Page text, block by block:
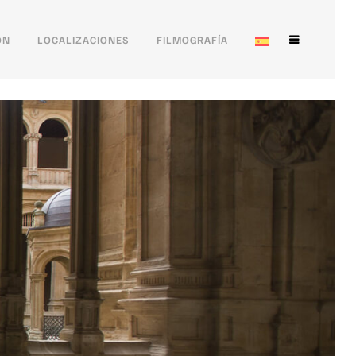
LOCALIZACIONES FILMOGRAFÍA